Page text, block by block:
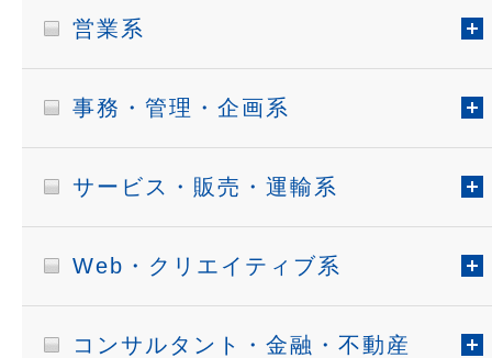
営業系
事務・管理・企画系
サービス・販売・運輸系
Web・クリエイティブ系
コンサルタント・金融・不動産